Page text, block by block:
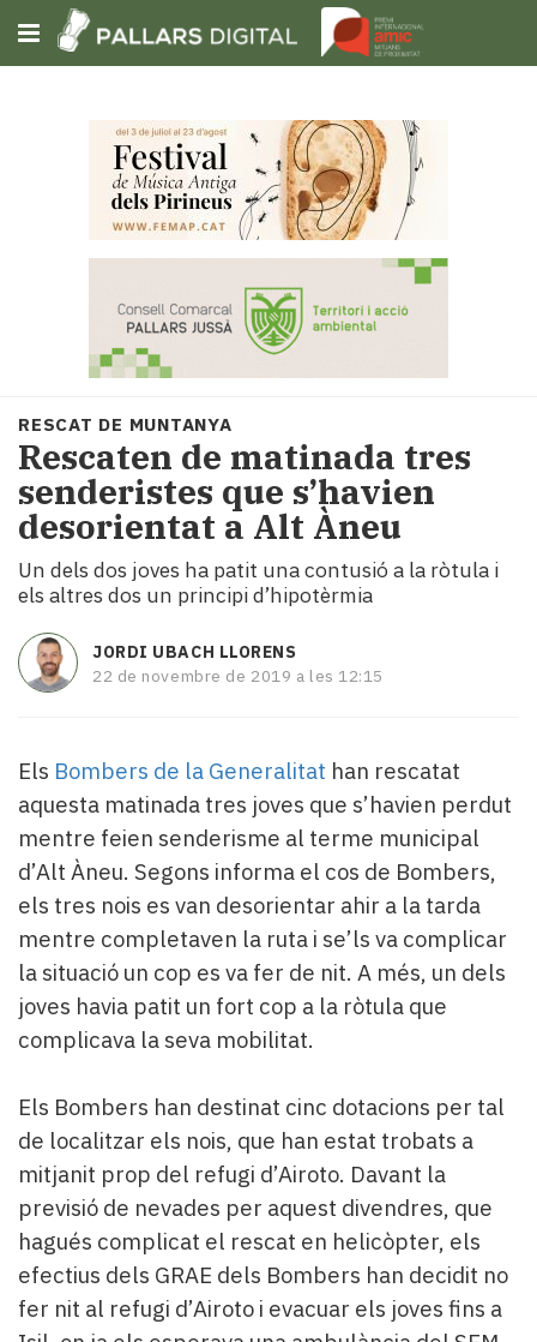
Subscriu-t'hi
Portada
Societat
Política
i
municipis
Economia
turisme
Esports
Mai
tant!
mitjans
El
temps
Reportatges
Entrevistes
Enquestes
A
escena!
Dis
teva!
La
newsletter
del
Pallars
Contingut
patrocinat
Lo
més
llegit...
RESCAT DE MUNTANYA
Rescaten de matinada tres
senderistes que s’havien
desorientat a Alt Àneu
Un dels dos joves ha patit una contusió a la ròtula i
els altres dos un principi d’hipotèrmia
JORDI UBACH LLORENS
22 de novembre de 2019 a les 12:15
Els Bombers de la Generalitat han rescatat
aquesta matinada tres joves que s’havien perdut
mentre feien senderisme al terme municipal
d’Alt Àneu. Segons informa el cos de Bombers,
els tres nois es van desorientar ahir a la tarda
mentre completaven la ruta i se’ls va complicar
la situació un cop es va fer de nit. A més, un dels
joves havia patit un fort cop a la ròtula que
complicava la seva mobilitat.
Els Bombers han destinat cinc dotacions per tal
de localitzar els nois, que han estat trobats a
mitjanit prop del refugi d’Airoto. Davant la
previsió de nevades per aquest divendres, que
hagués complicat el rescat en helicòpter, els
efectius dels GRAE dels Bombers han decidit no
fer nit al refugi d’Airoto i evacuar els joves fins a